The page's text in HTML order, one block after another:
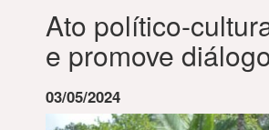
Ato político-
e promove
03/05/2024